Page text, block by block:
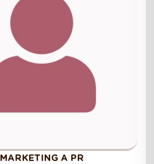
MARKETING A PR